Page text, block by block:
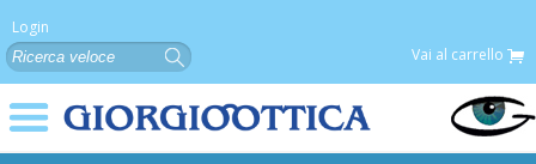
Login
Vai al carrello